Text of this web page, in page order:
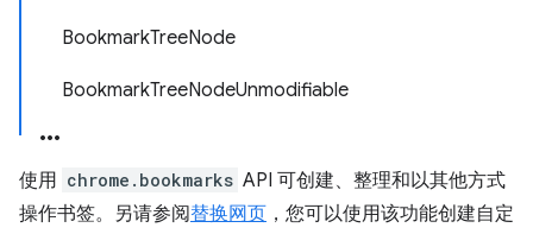
BookmarkTreeNode
BookmarkTreeNodeUnmodifiable
使用 chrome.bookmarks API 可创建、整理和以其他方式
操作书签。另请参阅替换网页 ，您可以使用该功能创建自定